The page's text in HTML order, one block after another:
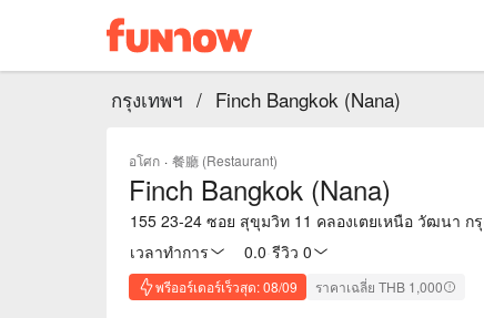
กรุงเทพฯ / Finch Bangkok (Nana)
อโศก · 餐廳 (Restaurant)
Finch Bangkok (Nana)
155 23-24 ซอย สุขุมวิท 11 คลองเตยเหนือ วัฒนา กรุ
เวลาทำการ
0.0 รีวิว 0
พรีออร์เดอร์เร็วสุด: 08/09 ราคาเฉลี่ย THB 1,000